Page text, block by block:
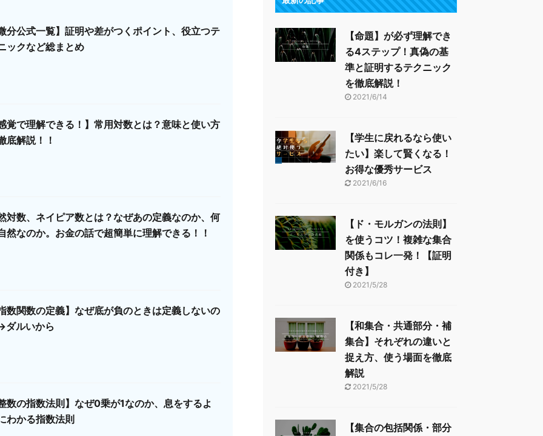
分公式一覧】証明や差がつくポイント、役立つテ
ックなど総まとめ
覚で理解できる！】常用対数とは？意味と使い方
底解説！！
対数、ネイピア数とは？なぜあの定義なのか、何
然なのか。お金の話で超簡単に理解できる！！
数関数の定義】なぜ底が負のときは定義しないの
ダルいから
数の指数法則】なぜ0乗が1なのか、息をするよ
わかる指数法則
【命題】が必ず理解でき
る4ステップ！真偽の基
準と証明するテクニック
を徹底解説！
2021/6/14
【学生に戻れるなら使い
たい】楽して賢くなる！
お得な優秀サービス
2021/6/16
【ド・モルガンの法則】
を使うコツ！複雑な集合
関係もコレ一発！【証明
付き】
2021/5/28
【和集合・共通部分・補
集合】それぞれの違いと
捉え方、使う場面を徹底
解説
2021/5/28
【集合の包括関係・部分